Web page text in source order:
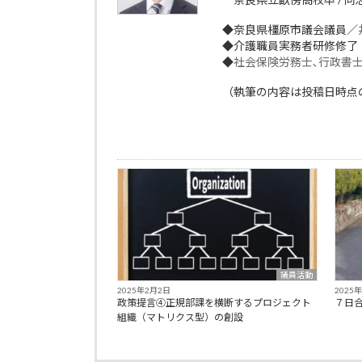
◆奈良県橿原市議会議員／
◆介護職員実務者研修修了
◆社会保険労務士､行政書
（執筆の内容は投稿日時
議員活動
2025年2月2日
政策提言④正規部課を横断するプロジェクト
組織（マトリクス型）の創設
2025
７日